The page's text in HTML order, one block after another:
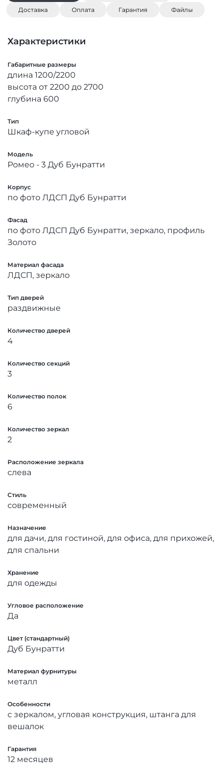
Доставка Оплата Гарантия Файлы
Характеристики
Габаритные размеры
длина 1200/2200
высота от 2200 до 2700
глубина 600
Тип
Шкаф-купе угловой
Модель
Ромео - 3 Дуб Бунратти
Корпус
по фото ЛДСП Дуб Бунратти
Фасад
по фото ЛДСП Дуб Бунратти, зеркало, профиль
Золото
Материал фасада
ЛДСП, зеркало
Тип дверей
раздвижные
Количество дверей
4
Количество секций
3
Количество полок
6
Количество зеркал
2
Расположение зеркала
слева
Стиль
современный
Назначение
для дачи, для гостиной, для офиса, для прихожей,
для спальни
Хранение
для одежды
Угловое расположение
Да
Цвет (стандартный)
Дуб Бунратти
Материал фурнитуры
металл
Особенности
с зеркалом, угловая конструкция, штанга для
вешалок
Гарантия
12 месяцев